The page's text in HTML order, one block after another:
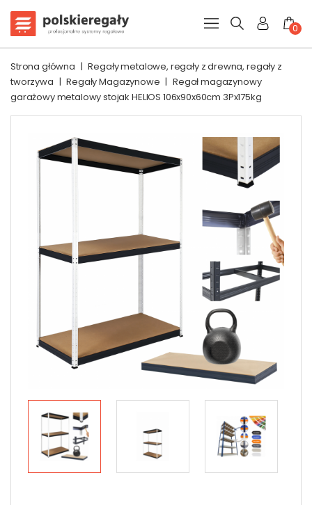
0
Strona główna | Regały metalowe, regały z drewna, regały z
tworzywa | Regały Magazynowe | Regał magazynowy
garażowy metalowy stojak HELIOS 106x90x60cm 3Px175kg